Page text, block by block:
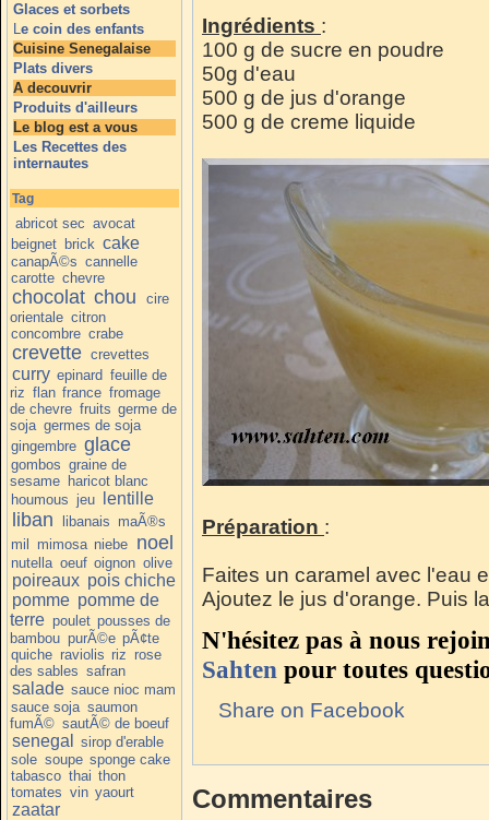
Glaces et sorbets
Le coin des enfants
Cuisine Senegalaise
Plats divers
A decouvrir
Produits d'ailleurs
Le blog est a vous
Les Recettes des
internautes
Tag
abricot sec avocat
beignet brick cake
canapÃ©s cannelle
carotte chevre
chocolat chou
cire
orientale citron
concombre crabe
crevette crevettes
curry epinard feuille de
riz flan france fromage
de chevre fruits germe de
soja germes de soja
gingembre glace
gombos graine de
sesame haricot blanc
houmous jeu lentille
liban libanais maÃ®s
mil mimosa niebe noel
nutella oeuf oignon olive
poireaux pois chiche
pomme pomme de
terre poulet pousses de
bambou purÃ©e pÃ¢te
quiche raviolis riz rose
des sables safran
salade sauce nioc mam
sauce soja saumon
fumÃ© sautÃ© de boeuf
senegal
sirop d'erable
sole soupe sponge cake
tabasco thai thon
tomates vin yaourt
zaatar
Ingrédients :
100 g de sucre en poudre
50g d'eau
500 g de jus d'orange
500 g de creme liquide
Préparation :
Faites un caramel avec l'eau
Ajoutez le jus d'orange. Puis
N'hésitez pas à nous
Sahten pour toutes
Share on Facebook
Commentaires